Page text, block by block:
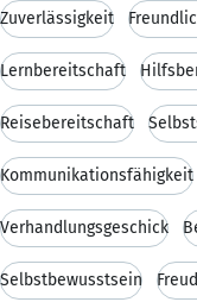
Zuverlässigkeit
Lernbereitschaft
Reisebereitschaft
Kommunikationsfähigkeit
Verhandlungsgeschick
Selbstbewusstsein